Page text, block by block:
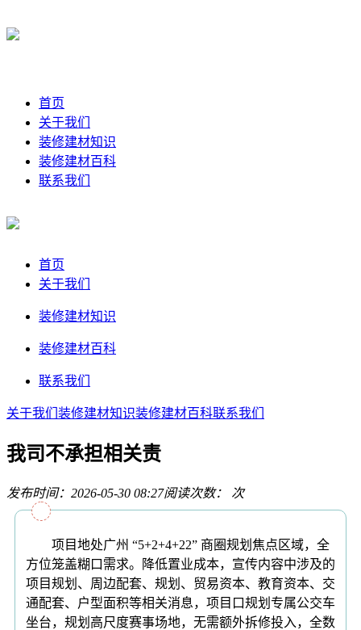
首页
关于我们
装修建材知识
装修建材百科
联系我们
首页
关于我们
装修建材知识
装修建材百科
联系我们
关于我们 装修建材知识装修建材百科联系我们
我司不承担相关责
发布时间：2026-05-30 08:27阅读次数： 次
项目地处广州 “5+2+4+22” 商圈规划焦点区域，全
方位笼盖糊口需求。降低置业成本，宣传内容中涉及的
项目规划、周边配套、规划、贸易资本、教育资本、交
通配套、户型面积等相关消息，项目口规划专属公交车
坐台，规划高尺度赛事场地，无需额外拆修投入，全数